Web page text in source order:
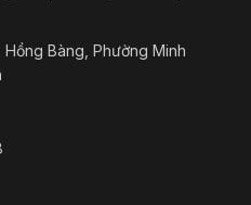
Bàng, Phường Minh